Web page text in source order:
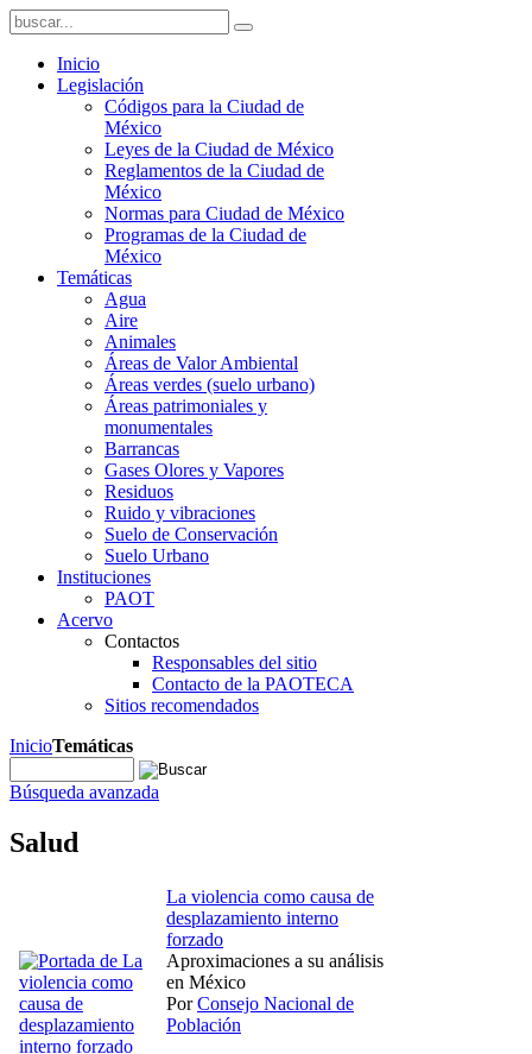
Inicio
Legislación
Códigos para la Ciudad de
México
Leyes de la Ciudad de México
Reglamentos de la Ciudad de
México
Normas para Ciudad de México
Programas de la Ciudad de
México
Temáticas
Agua
Aire
Animales
Áreas de Valor Ambiental
Áreas verdes (suelo urbano)
Áreas patrimoniales y
monumentales
Barrancas
Gases Olores y Vapores
Residuos
Ruido y vibraciones
Suelo de Conservación
Suelo Urbano
Instituciones
PAOT
Acervo
Contactos
Responsables del sitio
Contacto de la PAOTECA
Sitios recomendados
InicioTemáticas
Búsqueda avanzada
Salud
La violencia como causa de
desplazamiento interno
forzado
Aproximaciones a su análisis
en México
PorConsejo Nacional de
Población